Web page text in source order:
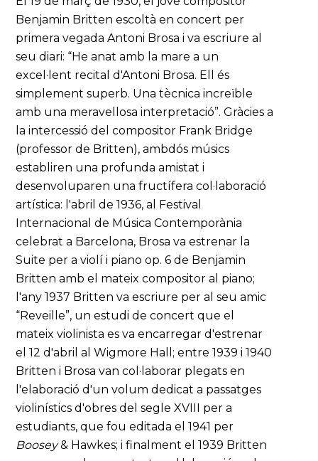
Benjamin Britten escoltà en concert per
primera vegada Antoni Brosa i va escriure al
seu diari: “He anat amb la mare a un
excel·lent recital d'Antoni Brosa. Ell és
simplement superb. Una tècnica increïble
amb una meravellosa interpretació”. Gràcies a
la intercessió del compositor Frank Bridge
(professor de Britten), ambdós músics
establiren una profunda amistat i
desenvoluparen una fructífera col·laboració
artística: l'abril de 1936, al Festival
Internacional de Música Contemporània
celebrat a Barcelona, Brosa va estrenar la
Suite per a violí i piano op. 6 de Benjamin
Britten amb el mateix compositor al piano;
l'any 1937 Britten va escriure per al seu amic
“Reveille”, un estudi de concert que el
mateix violinista es va encarregar d'estrenar
el 12 d'abril al Wigmore Hall; entre 1939 i 1940
Britten i Brosa van col·laborar plegats en
l'elaboració d'un volum dedicat a passatges
violinístics d'obres del segle XVIII per a
estudiants, que fou editada el 1941 per
Boosey& Hawkes; i finalment el 1939 Britten